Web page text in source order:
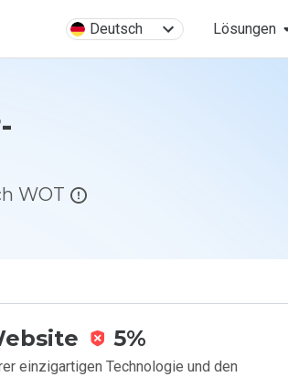
Deutsch Lösungen
WOT
5%
einzigartigen Technologie und den